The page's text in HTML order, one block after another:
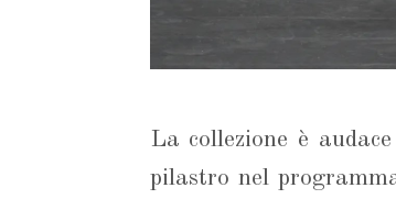
La collezione è
pilastro nel